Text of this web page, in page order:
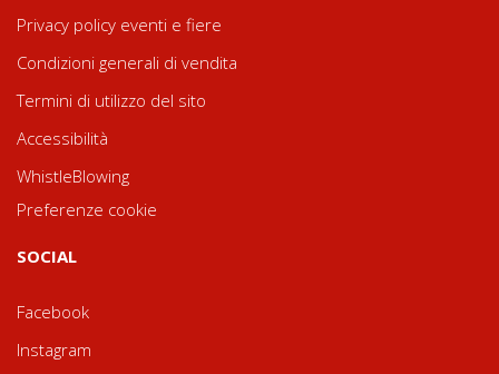
Privacy policy eventi e fiere
Condizioni generali di vendita
Termini di utilizzo del sito
Accessibilità
WhistleBlowing
Preferenze cookie
SOCIAL
Facebook
Instagram